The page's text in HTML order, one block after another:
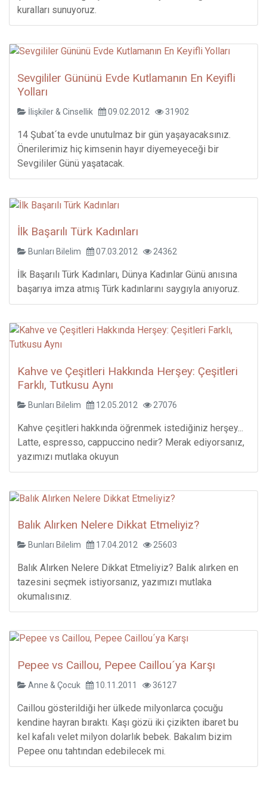
kuralları sunuyoruz.
Sevgililer Gününü Evde Kutlamanın En Keyifli
Yolları
İlişkiler & Cinsellik 09.02.2012 31902
14 Şubat´ta evde unutulmaz bir gün yaşayacaksınız.
Önerilerimiz hiç kimsenin hayır diyemeyeceği bir
Sevgililer Günü yaşatacak.
İlk Başarılı Türk Kadınları
Bunları Bilelim 07.03.2012 24362
İlk Başarılı Türk Kadınları, Dünya Kadınlar Günü anısına
başarıya imza atmış Türk kadınlarını saygıyla anıyoruz.
Kahve ve Çeşitleri Hakkında Herşey: Çeşitleri
Farklı, Tutkusu Aynı
Bunları Bilelim 12.05.2012 27076
Kahve çeşitleri hakkında öğrenmek istediğiniz herşey...
Latte, espresso, cappuccino nedir? Merak ediyorsanız,
yazımızı mutlaka okuyun
Balık Alırken Nelere Dikkat Etmeliyiz?
Bunları Bilelim 17.04.2012 25603
Balık Alırken Nelere Dikkat Etmeliyiz? Balık alırken en
tazesini seçmek istiyorsanız, yazımızı mutlaka
okumalısınız.
Pepee vs Caillou, Pepee Caillou´ya Karşı
Anne & Çocuk 10.11.2011 36127
Caillou gösterildiği her ülkede milyonlarca çocuğu
kendine hayran bıraktı. Kaşı gözü iki çizikten ibaret bu
kel kafalı velet milyon dolarlık bebek. Bakalım bizim
Pepee onu tahtından edebilecek mi.